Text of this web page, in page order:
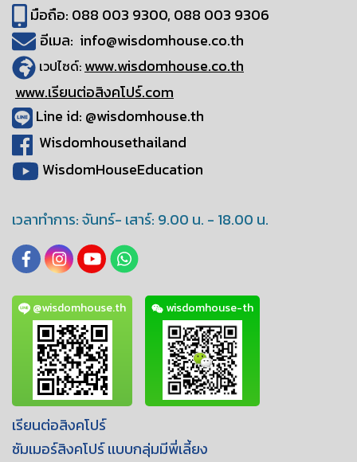
มือถือ: 088 003 9300, 088 003 9306
อีเมล: info@wisdomhouse.co.th
เวปไซด์: www.wisdomhouse.co.th
www.เรียนต่อสิงคโปร์.com
Line id: @wisdomhouse.th
Wisdomhousethailand
WisdomHouseEducation
เวลาทำการ: จันทร์- เสาร์: 9.00 น. - 18.00 น.
@wisdomhouse.th wisdomhouse-th
เรียนต่อสิงคโปร์
ซัมเมอร์สิงคโปร์ เเบบกลุ่มมีพี่เลี้ยง